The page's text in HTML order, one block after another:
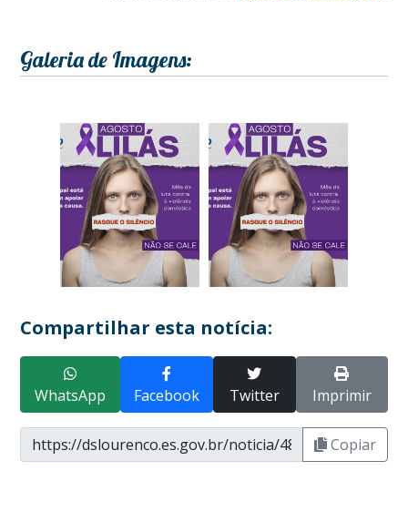
Galeria de Imagens:
Compartilhar esta notícia:
WhatsApp Facebook Twitter Imprimir
Copiar